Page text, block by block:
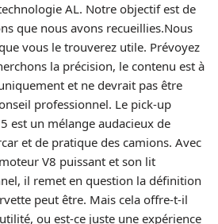
AL. Notre objectif est de
que nous avons recueillies.Nous
vous le trouverez utile. Prévoyez
la précision, le contenu est à
et ne devrait pas être
professionnel. Le pick-up
est un mélange audacieux de
et de pratique des camions. Avec
V8 puissant et son lit
il remet en question la définition
peut être. Mais cela offre-t-il
ou est-ce juste une expérience